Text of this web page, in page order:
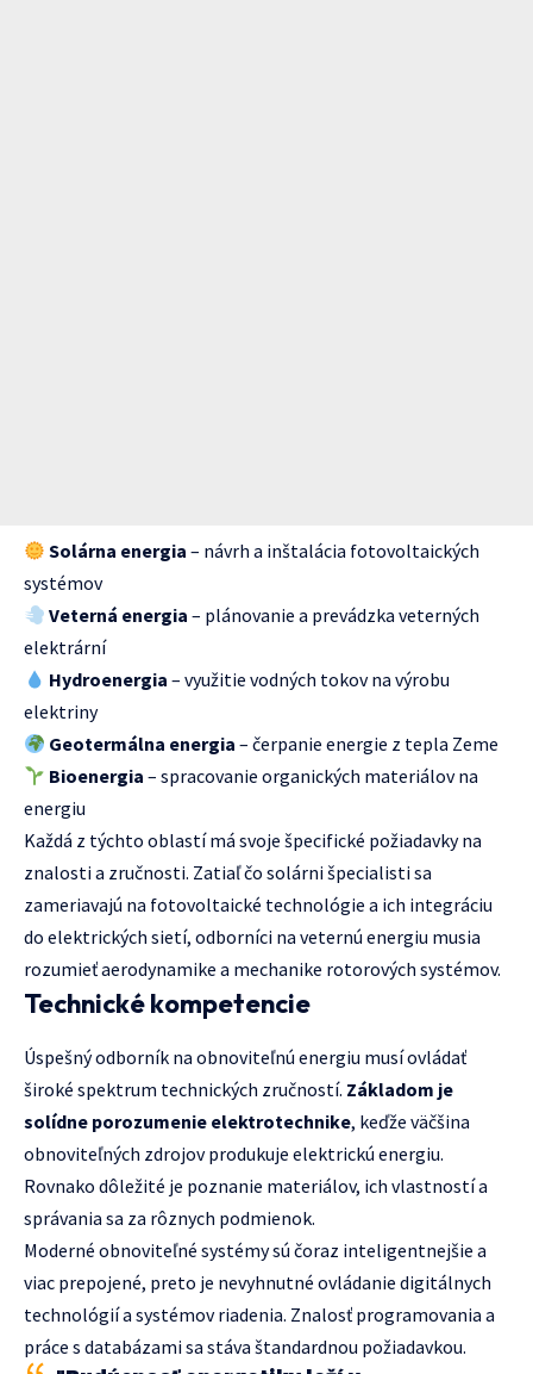
Solárna energia – návrh a inštalácia fotovoltaických
systémov
Veterná energia – plánovanie a prevádzka veterných
elektrární
Hydroenergia – využitie vodných tokov na výrobu
elektriny
Geotermálna energia – čerpanie energie z tepla Zeme
Bioenergia – spracovanie organických materiálov na
energiu
Každá z týchto oblastí má svoje špecifické požiadavky na
znalosti a zručnosti. Zatiaľ čo solárni špecialisti sa
zameriavajú na fotovoltaické technológie a ich integráciu
do elektrických sietí, odborníci na veternú energiu musia
rozumieť aerodynamike a mechanike rotorových systémov.
Technické kompetencie
Úspešný odborník na obnoviteľnú energiu musí ovládať
široké spektrum technických zručností. Základom je
solídne porozumenie elektrotechnike, keďže väčšina
obnoviteľných zdrojov produkuje elektrickú energiu.
Rovnako dôležité je poznanie materiálov, ich vlastností a
správania sa za rôznych podmienok.
Moderné obnoviteľné systémy sú čoraz inteligentnejšie a
viac prepojené, preto je nevyhnutné ovládanie digitálnych
technológií a systémov riadenia. Znalosť programovania a
práce s databázami sa stáva štandardnou požiadavkou.